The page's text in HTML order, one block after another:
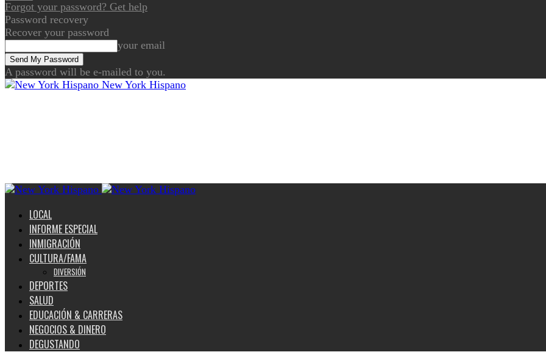
Forgot your password? Get help
Password recovery
Recover your password
your email
A password will be e-mailed to you.
New York Hispano
LOCAL
INFORME ESPECIAL
INMIGRACIÓN
CULTURA/FAMA
DIVERSIÓN
DEPORTES
SALUD
EDUCACIÓN & CARRERAS
NEGOCIOS & DINERO
DEGUSTANDO